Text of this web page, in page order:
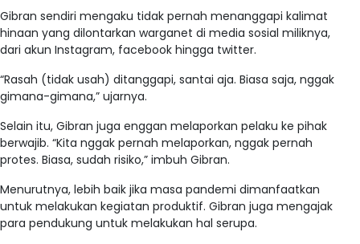
Gibran sendiri mengaku tidak pernah menanggapi kalimat
hinaan yang dilontarkan warganet di media sosial miliknya,
dari akun Instagram, facebook hingga twitter.
“Rasah (tidak usah) ditanggapi, santai aja. Biasa saja, nggak
gimana-gimana,” ujarnya.
Selain itu, Gibran juga enggan melaporkan pelaku ke pihak
berwajib. “Kita nggak pernah melaporkan, nggak pernah
protes. Biasa, sudah risiko,” imbuh Gibran.
Menurutnya, lebih baik jika masa pandemi dimanfaatkan
untuk melakukan kegiatan produktif. Gibran juga mengajak
para pendukung untuk melakukan hal serupa.